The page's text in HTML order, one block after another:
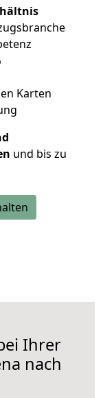
Karten
und bis zu
Ihrer
nach